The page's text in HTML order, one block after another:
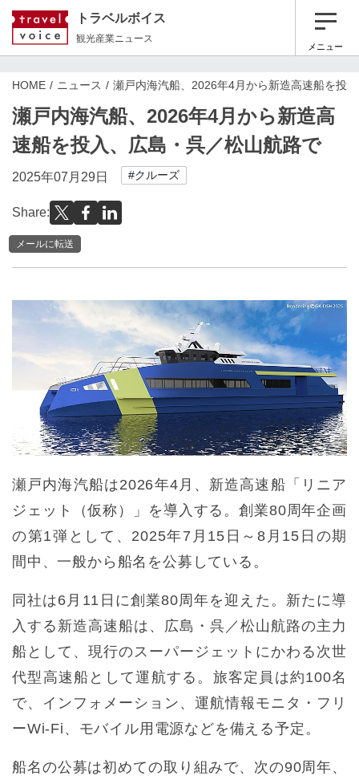
トラベルボイス
観光産業ニュース
メニュー
HOME ニュース 瀬戸内海汽船、2026年4月から新造高速船を投
瀬戸内海汽船、2026年4月から新造高
速船を投入、広島・呉／松山航路で
2025年07月29日 #クルーズ
Share:
メールに転送
瀬戸内海汽船は2026年4月、新造高速船「リニア
ジェット（仮称）」を導入する。創業80周年企画
の第1弾として、2025年7月15日～8月15日の期
間中、一般から船名を公募している。
同社は6月11日に創業80周年を迎えた。新たに導
入する新造高速船は、広島・呉／松山航路の主力
船として、現行のスーパージェットにかわる次世
代型高速船として運航する。旅客定員は約100名
で、インフォメーション、運航情報モニタ・フリ
ーWi-Fi、モバイル用電源などを備える予定。
船名の公募は初めての取り組みで、次の90周年、